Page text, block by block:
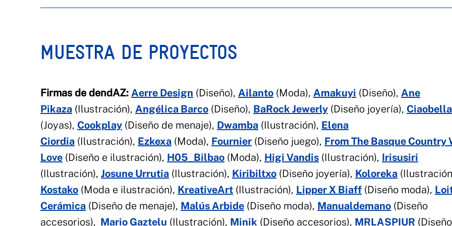
MUESTRA DE PROYECTOS
Firmas de dendAZ: Aerre Design (Diseño), Ailanto (Moda), Amakuyi (Diseño), Ane
Pikaza (Ilustración), Angélica Barco (Diseño), BaRock Jewerly (Diseño joyería),
(Joyas), Cookplay (Diseño de menaje), Dwamba (Ilustración), Elena
Ciordia (Ilustración), Ezkexa (Moda), Fournier (Diseño juego), From The Basque Country
Love (Diseño e ilustración), H05_Bilbao (Moda), Higi Vandis (Ilustración), Irisusiri
(Ilustración), Josune Urrutia (Ilustración), Kiribiltxo (Diseño joyería), Koloreka
Kostako (Moda e ilustración), KreativeArt (Ilustración), Lipper X Biaff (Diseño moda),
Cerámica (Diseño de menaje), Malús Arbide (Diseño moda), Manualdemano (Diseño
accesorios), Mario Gaztelu (Ilustración), Minik (Diseño accesorios), MRLASPIUR (Diseño